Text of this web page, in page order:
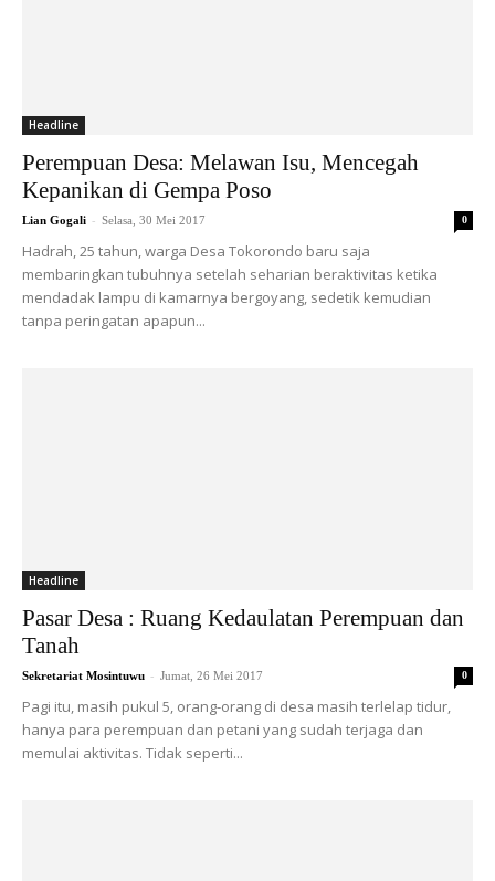
Headline
Perempuan Desa: Melawan Isu, Mencegah
Kepanikan di Gempa Poso
Lian Gogali - Selasa, 30 Mei 2017 0
Hadrah, 25 tahun, warga Desa Tokorondo baru saja
membaringkan tubuhnya setelah seharian beraktivitas ketika
mendadak lampu di kamarnya bergoyang, sedetik kemudian
tanpa peringatan apapun...
Headline
Pasar Desa : Ruang Kedaulatan Perempuan dan
Tanah
Sekretariat Mosintuwu - Jumat, 26 Mei 2017 0
Pagi itu, masih pukul 5, orang-orang di desa masih terlelap tidur,
hanya para perempuan dan petani yang sudah terjaga dan
memulai aktivitas. Tidak seperti...